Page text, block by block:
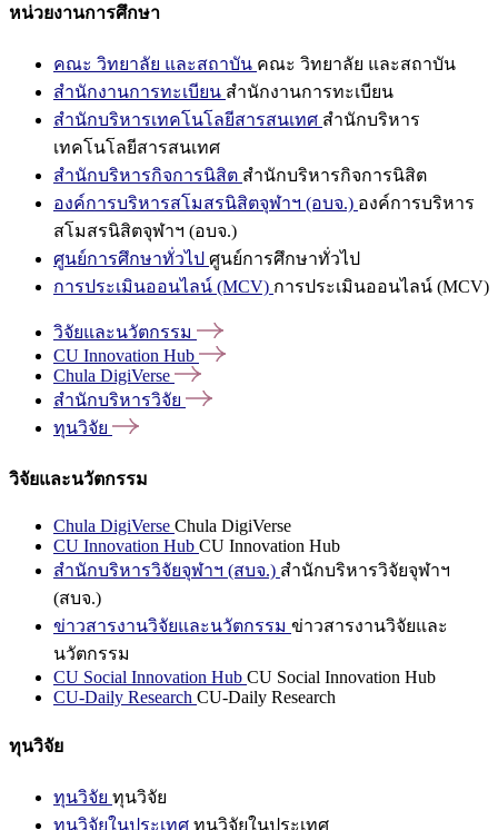
หน่วยงานการศึกษา
คณะ วิทยาลัย และสถาบัน คณะ วิทยาลัย และสถาบัน
สำนักงานการทะเบียน สำนักงานการทะเบียน
สำนักบริหารเทคโนโลยีสารสนเทศ สำนักบริหาร
เทคโนโลยีสารสนเทศ
สำนักบริหารกิจการนิสิต สำนักบริหารกิจการนิสิต
องค์การบริหารสโมสรนิสิตจุฬาฯ (อบจ.) องค์การบริหาร
สโมสรนิสิตจุฬาฯ (อบจ.)
ศูนย์การศึกษาทั่วไป ศูนย์การศึกษาทั่วไป
การประเมินออนไลน์ (MCV) การประเมินออนไลน์ (MCV)
วิจัยและนวัตกรรม
CU Innovation Hub
Chula DigiVerse
สำนักบริหารวิจัย
ทุนวิจัย
วิจัยและนวัตกรรม
Chula DigiVerse Chula DigiVerse
CU Innovation Hub CU Innovation Hub
สำนักบริหารวิจัยจุฬาฯ (สบจ.) สำนักบริหารวิจัยจุฬาฯ
(สบจ.)
ข่าวสารงานวิจัยและนวัตกรรม ข่าวสารงานวิจัยและ
นวัตกรรม
CU Social Innovation Hub CU Social Innovation Hub
CU-Daily Research CU-Daily Research
ทุนวิจัย
ทุนวิจัย ทุนวิจัย
ทุนวิจัยในประเทศ ทุนวิจัยในประเทศ